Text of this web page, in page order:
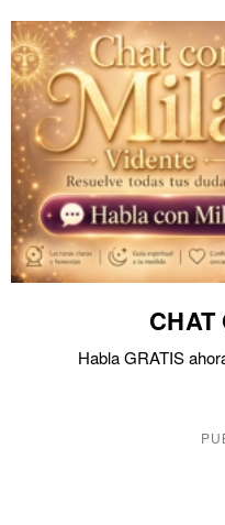
CHAT
Habla GRATIS